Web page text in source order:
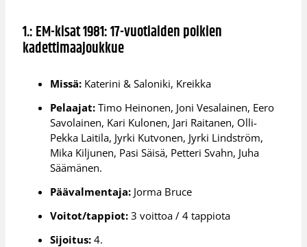
1.: EM-kisat 1981: 17-vuotiaiden poikien
kadettimaajoukkue
Missä: Katerini & Saloniki, Kreikka
Pelaajat: Timo Heinonen, Joni Vesalainen, Eero
Savolainen, Kari Kulonen, Jari Raitanen, Olli-
Pekka Laitila, Jyrki Kutvonen, Jyrki Lindström,
Mika Kiljunen, Pasi Säisä, Petteri Svahn, Juha
Säämänen.
Päävalmentaja: Jorma Bruce
Voitot/tappiot: 3 voittoa / 4 tappiota
Sijoitus: 4.